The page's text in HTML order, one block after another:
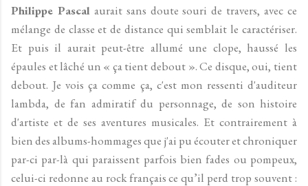
Philippe Pascal aurait sans doute souri de travers, avec ce
mélange de classe et de distance qui semblait le caractériser.
Et puis il aurait peut-être allumé une clope, haussé les
épaules et lâché un « ça tient debout ». Ce disque, oui, tient
debout. Je vois ça comme ça, c'est mon ressenti d'auditeur
lambda, de fan admiratif du personnage, de son histoire
d'artiste et de ses aventures musicales. Et contrairement à
bien des albums-hommages que j'ai pu écouter et chroniquer
par-ci par-là qui paraissent parfois bien fades ou pompeux,
celui-ci redonne au rock français ce qu’il perd trop souvent :